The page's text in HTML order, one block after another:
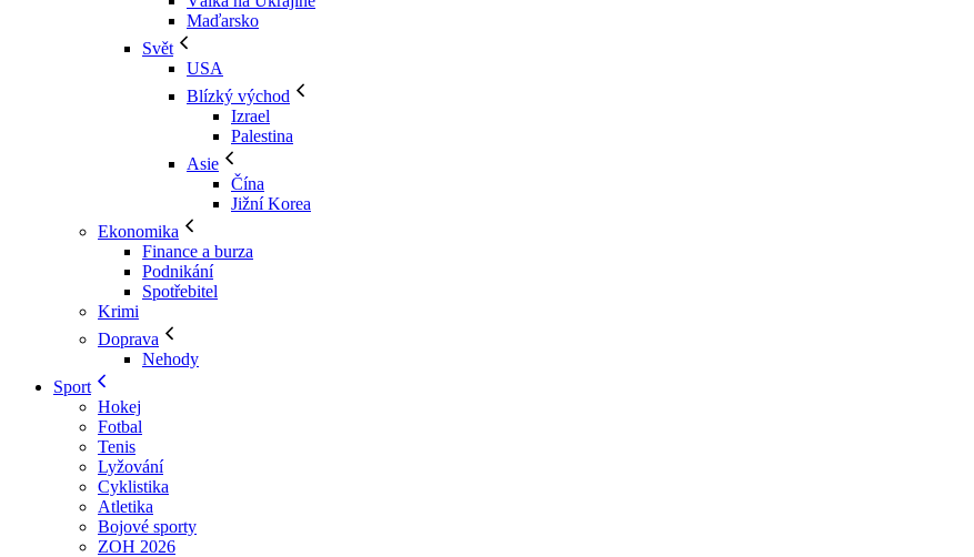
Maďarsko
Svět
USA
Blízký východ
Izrael
Palestina
Asie
Čína
Jižní Korea
Ekonomika
Finance a burza
Podnikání
Spotřebitel
Krimi
Doprava
Nehody
Sport
Hokej
Fotbal
Tenis
Lyžování
Cyklistika
Atletika
Bojové sporty
ZOH 2026